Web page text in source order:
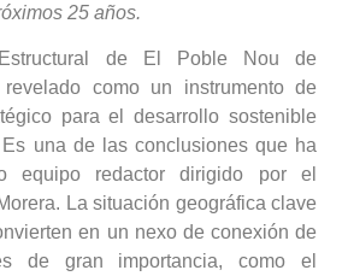
25 años.
de El Poble Nou de
como un instrumento de
para el desarrollo sostenible
una de las conclusiones que ha
equipo redactor dirigido por el
La situación geográfica clave
en un nexo de conexión de
de gran importancia, como el